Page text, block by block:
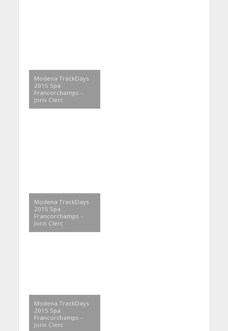
Modena TrackDays
2015 Spa
Francorchamps –
Joris Clerc
Modena TrackDays
2015 Spa
Francorchamps –
Joris Clerc
Modena TrackDays
2015 Spa
Francorchamps –
Joris Clerc